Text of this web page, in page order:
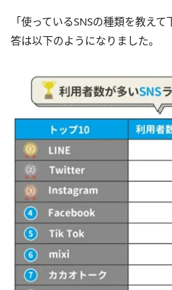
「使っているSNSの種類を教え
答は以下のようになりました。